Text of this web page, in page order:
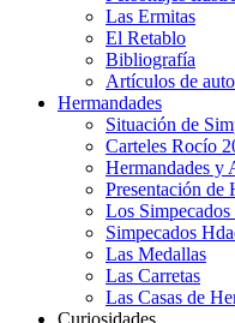
Las Ermitas
El Retablo
Bibliografía
Artículos de
Hermandades
Situación de
Carteles Rocío
Hermandades y
Presentación de
Los
Simpecados
Las Medallas
Las Carretas
Las Casas de
Curiosidades